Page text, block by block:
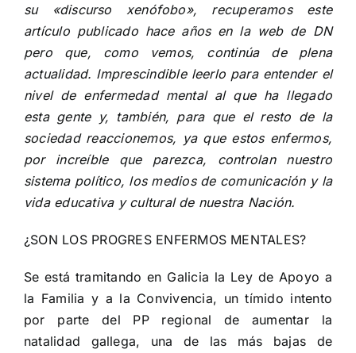
su «discurso xenófobo», recuperamos este
artículo publicado hace años en la web de DN
pero que, como vemos, continúa de plena
actualidad. Imprescindible leerlo para entender el
nivel de enfermedad mental al que ha llegado
esta gente y, también, para que el resto de la
sociedad reaccionemos, ya que estos enfermos,
por increíble que parezca, controlan nuestro
sistema político, los medios de comunicación y la
vida educativa y cultural de nuestra Nación.
¿SON LOS PROGRES ENFERMOS MENTALES?
Se está tramitando en Galicia la Ley de Apoyo a
la Familia y a la Convivencia, un tímido intento
por parte del PP regional de aumentar la
natalidad gallega, una de las más bajas de